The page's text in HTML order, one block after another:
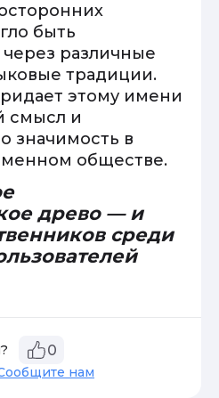
быть
различные
традиции.
этому имени
смысл и
значимость в
обществе.
древо — и
среди
0
нам